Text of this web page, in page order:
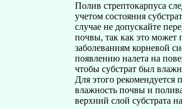
Полив стрептокарпуса
учетом состояния
случае не допускайте
почвы, так как это может
заболеваниям корневой
появлению налета на
чтобы субстрат был
Для этого рекомендуется
влажность почвы и
верхний слой субстрата